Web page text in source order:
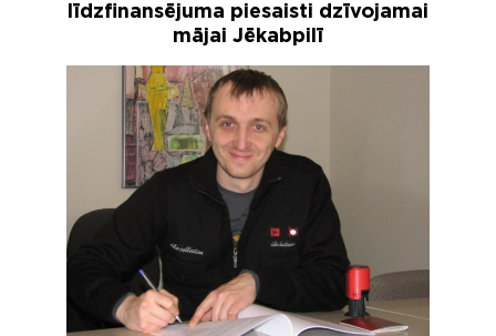
līdzfinansējuma piesaisti dzīvojamai
mājai Jēkabpilī